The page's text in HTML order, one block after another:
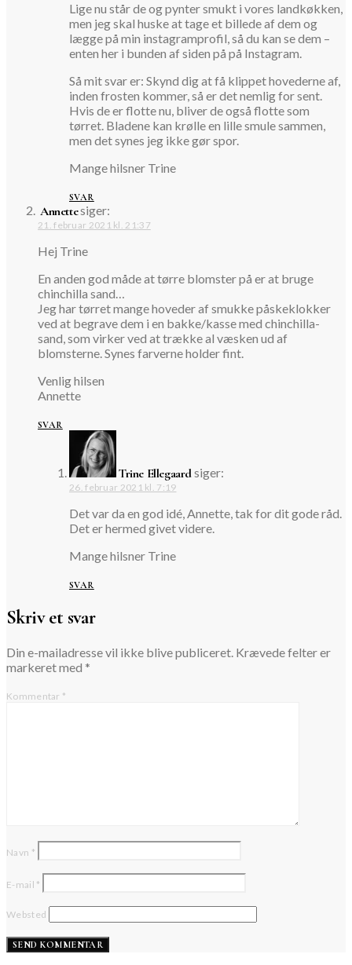
Lige nu står de og pynter smukt i vores landkøkken,
men jeg skal huske at tage et billede af dem og
lægge på min instagramprofil, så du kan se dem –
enten her i bunden af siden på på Instagram.
Så mit svar er: Skynd dig at få klippet hovederne af,
inden frosten kommer, så er det nemlig for sent.
Hvis de er flotte nu, bliver de også flotte som
tørret. Bladene kan krølle en lille smule sammen,
men det synes jeg ikke gør spor.
Mange hilsner Trine
SVAR
Annettesiger:
21. februar 2021 kl. 21:37
Hej Trine
En anden god måde at tørre blomster på er at bruge
chinchilla sand…
Jeg har tørret mange hoveder af smukke påskeklokker
ved at begrave dem i en bakke/kasse med chinchilla-
sand, som virker ved at trække al væsken ud af
blomsterne. Synes farverne holder fint.
Venlig hilsen
Annette
SVAR
Trine Ellegaardsiger:
26. februar 2021 kl. 7:19
Det var da en god idé, Annette, tak for dit gode råd.
Det er hermed givet videre.
Mange hilsner Trine
SVAR
Skriv et svar
Din e-mailadresse vil ikke blive publiceret. Krævede felter er
markeret med *
Kommentar *
Navn *
E-mail *
Websted